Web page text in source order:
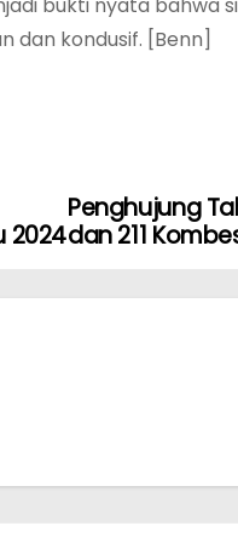
dan kondusif. [Benn]
Penghujung
dan 211
2024